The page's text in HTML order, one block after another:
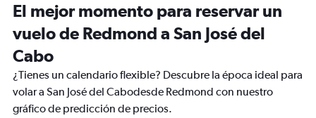
El mejor momento para reservar un
vuelo de Redmond a San José del
Cabo
¿Tienes un calendario flexible? Descubre la época ideal para
volar a San José del Cabodesde Redmond con nuestro
gráfico de predicción de precios.